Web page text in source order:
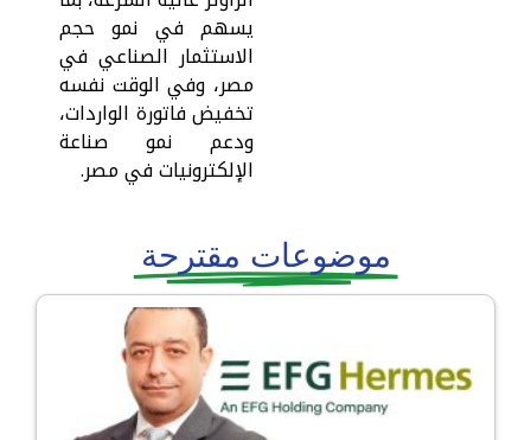
يسهم في نمو حجم
الاستثمار الصناعي في
مصر، وفي الوقت نفسه
تخفيض فاتورة الواردات،
ودعم نمو صناعة
الإلكترونيات في مصر.
موضوعات مقترحة